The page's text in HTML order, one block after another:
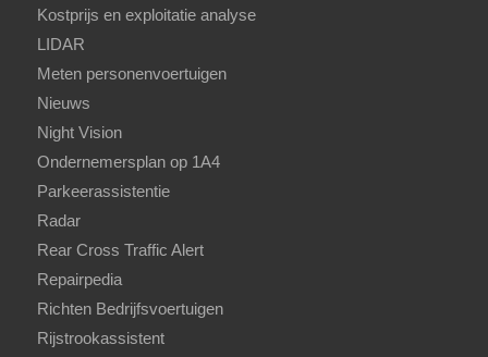
Kostprijs en exploitatie analyse
LIDAR
Meten personenvoertuigen
Nieuws
Night Vision
Ondernemersplan op 1A4
Parkeerassistentie
Radar
Rear Cross Traffic Alert
Repairpedia
Richten Bedrijfsvoertuigen
Rijstrookassistent